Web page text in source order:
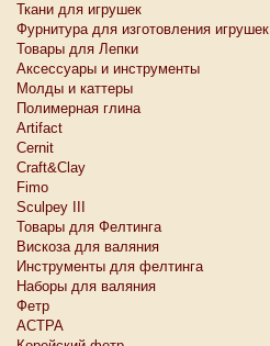
Ткани для игрушек
Фурнитура для изготовления игрушек
Товары для Лепки
Аксессуары и инструменты
Молды и каттеры
Полимерная глина
Artifact
Cernit
Craft&Clay
Fimo
Sculpey III
Товары для Фелтинга
Вискоза для валяния
Инструменты для фелтинга
Наборы для валяния
Фетр
АСТРА